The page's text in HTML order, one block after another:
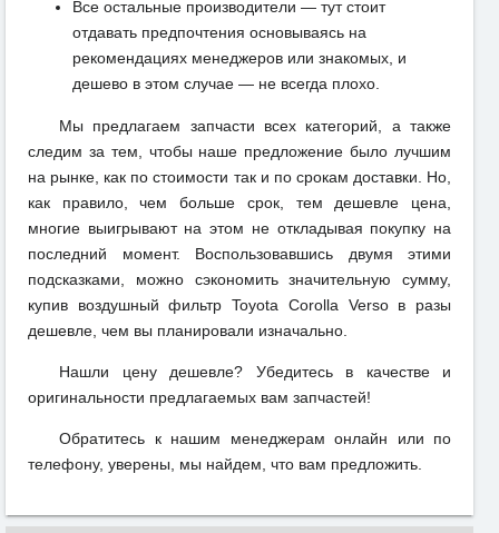
Все остальные производители — тут стоит
отдавать предпочтения основываясь на
рекомендациях менеджеров или знакомых, и
дешево в этом случае — не всегда плохо.
Мы предлагаем запчасти всех категорий, а также
следим за тем, чтобы наше предложение было лучшим
на рынке, как по стоимости так и по срокам доставки. Но,
как правило, чем больше срок, тем дешевле цена,
многие выигрывают на этом не откладывая покупку на
последний момент. Воспользовавшись двумя этими
подсказками, можно сэкономить значительную сумму,
купив воздушный фильтр Toyota Corolla Verso в разы
дешевле, чем вы планировали изначально.
Нашли цену дешевле? Убедитесь в качестве и
оригинальности предлагаемых вам запчастей!
Обратитесь к нашим менеджерам онлайн или по
телефону, уверены, мы найдем, что вам предложить.